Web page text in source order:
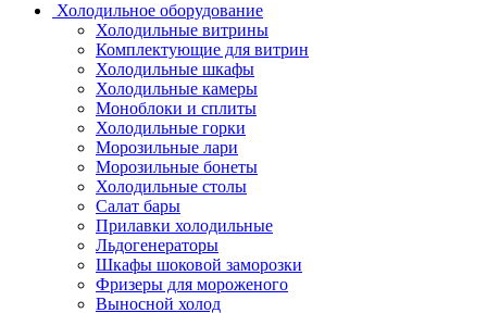
Холодильное оборудование
Холодильные витрины
Комплектующие для витрин
Холодильные шкафы
Холодильные камеры
Моноблоки и сплиты
Холодильные горки
Морозильные лари
Морозильные бонеты
Холодильные столы
Салат бары
Прилавки холодильные
Льдогенераторы
Шкафы шоковой заморозки
Фризеры для мороженого
Выносной холод